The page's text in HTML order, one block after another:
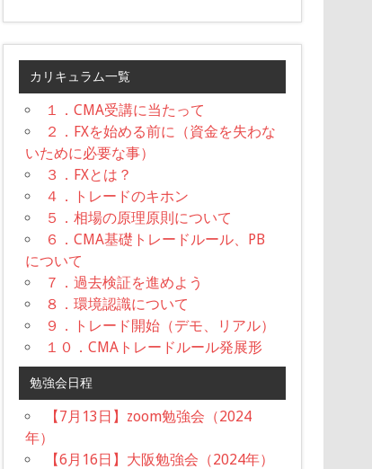
カリキュラム一覧
１．CMA受講に当たって
２．FXを始める前に（資金を失わな
いために必要な事）
３．FXとは？
４．トレードのキホン
５．相場の原理原則について
６．CMA基礎トレードルール、PB
について
７．過去検証を進めよう
８．環境認識について
９．トレード開始（デモ、リアル）
１０．CMAトレードルール発展形
勉強会日程
【7月13日】zoom勉強会（2024
年）
【6月16日】大阪勉強会（2024年）